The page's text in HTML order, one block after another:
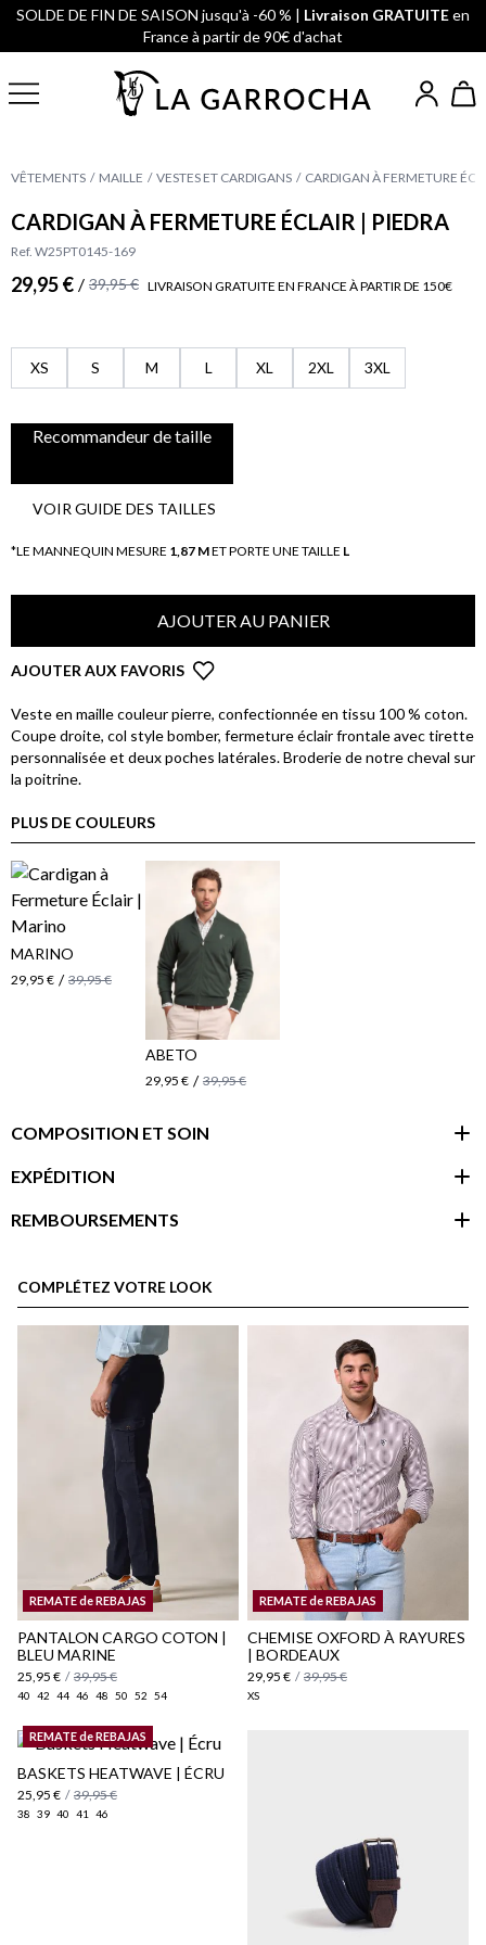
SOLDE DE FIN DE SAISON jusqu'à -60 % | Livraison GRATUITEen
France à partir de 90€ d'achat
VÊTEMENTS MAILLE VESTES ET CARDIGANS CARDIGAN À FERMETURE
CARDIGAN À FERMETURE ÉCLAIR | PIEDRA
Ref. W25PT0145-169
29,95 € / 39,95 € LIVRAISON GRATUITE EN FRANCE À PARTIR DE 150€
XS S M L XL 2XL 3XL
Recommandeur de taille
VOIR GUIDE DES TAILLES
*LE MANNEQUIN MESURE 1,87 MET PORTE UNE TAILLE L
AJOUTER AU PANIER
AJOUTER AUX FAVORIS
Veste en maille couleur pierre, confectionnée en tissu 100 % coton.
Coupe droite, col style bomber, fermeture éclair frontale avec tirette
personnalisée et deux poches latérales. Broderie de notre cheval sur
la poitrine.
PLUS DE COULEURS
MARINO
29,95 € / 39,95 €
ABETO
29,95 € / 39,95 €
COMPOSITION ET SOIN
EXPÉDITION
Politique d'expédition
REMBOURSEMENTS
ici
ici
COMPLÉTEZ VOTRE LOOK
REMATE de REBAJAS
PANTALON CARGO COTON |
BLEU MARINE
25,95 € / 39,95 €
40 42 44 46 48 50 52 54
REMATE de REBAJAS
CHEMISE OXFORD À RAYURES
| BORDEAUX
29,95 € / 39,95 €
XS
REMATE de REBAJAS
BASKETS HEATWAVE | ÉCRU
25,95 € / 39,95 €
38 39 40 41 46